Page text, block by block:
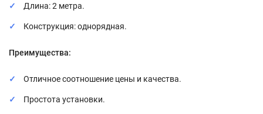
Длина: 2 метра.
Конструкция: однорядная.
Преимущества:
Отличное соотношение цены и качества.
Простота установки.